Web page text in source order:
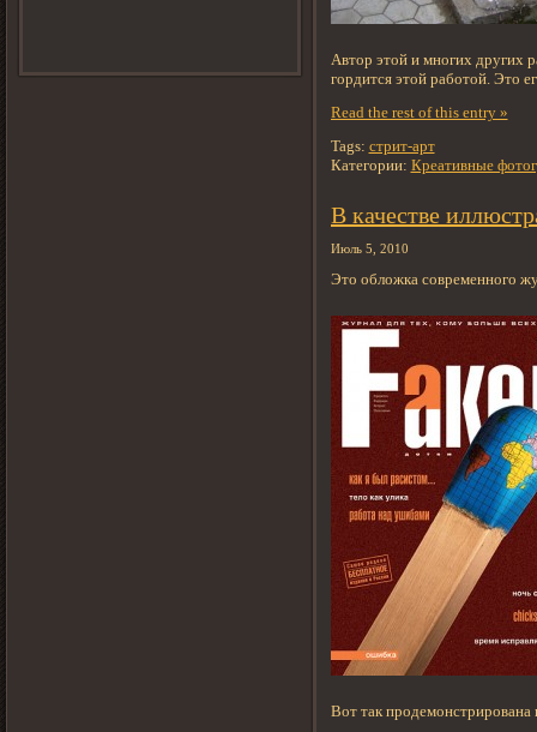
Автор этой и многих других
гордится этой работой. Это
Read the rest of this entry »
Tags: стрит-арт
Категории: Креативные
В качестве
Июль 5, 2010
Это обложка современного
Вот так продемонстрирована